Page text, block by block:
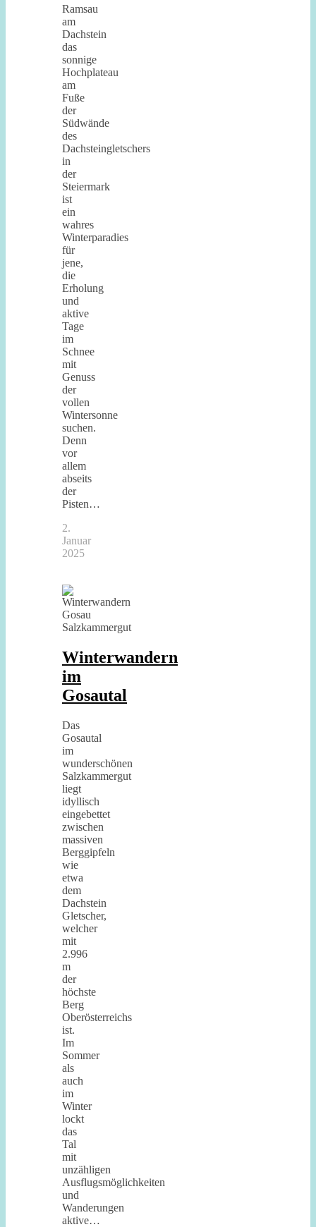
Ramsau
am
Dachstein
das
sonnige
Hochplateau
am
Fuße
der
Südwände
des
Dachsteingletschers
in
der
Steiermark
ist
ein
wahres
Winterparadies
für
jene,
die
Erholung
und
aktive
Tage
im
Schnee
mit
Genuss
der
vollen
Wintersonne
suchen.
Denn
vor
allem
abseits
der
Pisten…
2.
Januar
2025
Winterwandern
im
Gosautal
Das
Gosautal
im
wunderschönen
Salzkammergut
liegt
idyllisch
eingebettet
zwischen
massiven
Berggipfeln
wie
etwa
dem
Dachstein
Gletscher,
welcher
mit
2.996
m
der
höchste
Berg
Oberösterreichs
ist.
Im
Sommer
als
auch
im
Winter
lockt
das
Tal
mit
unzähligen
Ausflugsmöglichkeiten
und
Wanderungen
aktive…